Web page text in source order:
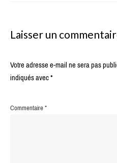
Laisser un
Votre adresse e-mail ne sera pas
indiqués avec*
Commentaire*